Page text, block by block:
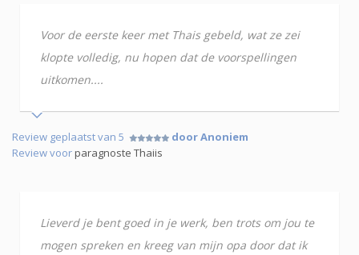
Voor de eerste keer met Thais gebeld, wat ze zei
klopte volledig, nu hopen dat de voorspellingen
uitkomen....
Review geplaatst van 5
door Anoniem
Review voorparagnoste Thaiis
Lieverd je bent goed in je werk, ben trots om jou te
mogen spreken en kreeg van mijn opa door dat ik